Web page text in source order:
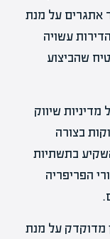
אתגרים על מנת
עשויה
שהביצוע
שיווק
בצורה
בתשתיות
הפריפריה
מדוקדק על מנת